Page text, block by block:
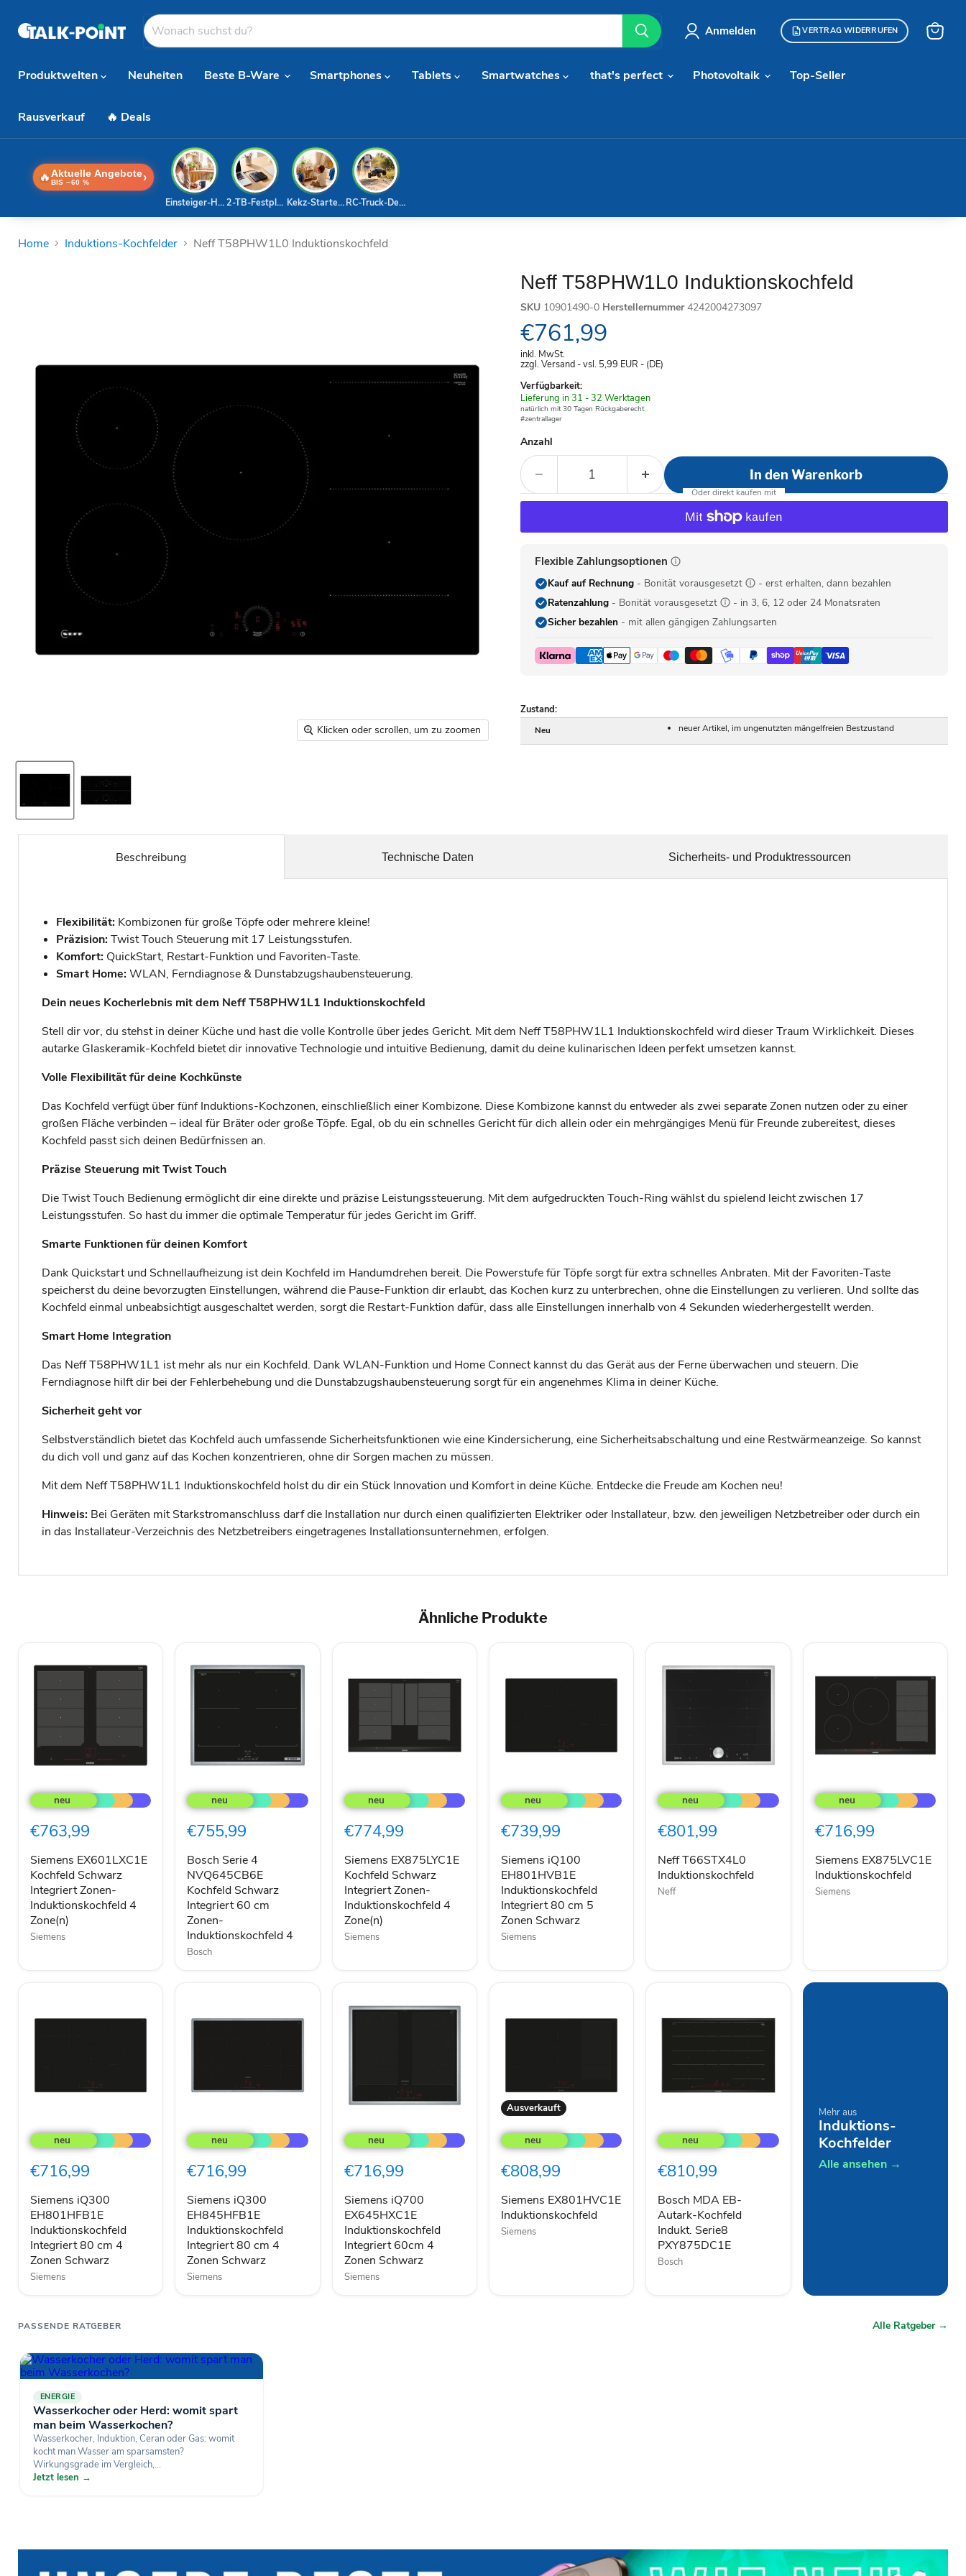
Anmelden VERTRAG WIDERRUFEN
Produktwelten
Neuheiten Beste B-Ware Smartphones Tablets Smartwatches that's perfect Photovoltaik Top-Seller
Rausverkauf 🔥 Deals
🔥 Aktuelle Angebote
BIS −60 % ›
RC-Truck-Deal
Kekz-Starterset
2-TB-Festplatte
Einsteiger-Handy
Home Induktions-Kochfelder Neff T58PHW1L0 Induktionskochfeld
Klicken oder scrollen, um zu zoomen
Neff T58PHW1L0 Induktionskochfeld
SKU 10901490-0 Herstellernummer 4242004273097
Aktueller Preis
€761,99
inkl. MwSt.
zzgl. Versand - vsl. 5,99 EUR - (DE)
Verfügbarkeit:
Verfügbar
-
Lieferung in 31 - 32 Werktagen
natürlich mit 30 Tagen Rückgaberecht
#zentrallager
Anzahl
In den Warenkorb
Flexible Zahlungsoptionen
Kauf auf Rechnung- Bonität vorausgesetzt
- erst erhalten, dann bezahlen
Ratenzahlung- Bonität vorausgesetzt
- in 3, 6, 12 oder 24 Monatsraten
Sicher bezahlen- mit allen gängigen Zahlungsarten
Zustand:
Neu neuer Artikel, im ungenutzten mängelfreien Bestzustand
Beschreibung
Flexibilität: Kombizonen für große Töpfe oder mehrere kleine!
Präzision:Twist Touch Steuerung mit 17 Leistungsstufen.
Komfort: QuickStart, Restart-Funktion und Favoriten-Taste.
Smart Home:WLAN, Ferndiagnose & Dunstabzugshaubensteuerung.
Dein neues Kocherlebnis mit dem Neff T58PHW1L1 Induktionskochfeld
Stell dir vor, du stehst in deiner Küche und hast die volle Kontrolle über jedes Gericht. Mit dem Neff T58PHW1L1 Induktionskochfeld wird dieser Traum Wirklichkeit. Dieses
autarke Glaskeramik-Kochfeld bietet dir innovative Technologie und intuitive Bedienung, damit du deine kulinarischen Ideen perfekt umsetzen kannst.
Volle Flexibilität für deine Kochkünste
Das Kochfeld verfügt über fünf Induktions-Kochzonen, einschließlich einer Kombizone. Diese Kombizone kannst du entweder als zwei separate Zonen nutzen oder zu einer
großen Fläche verbinden – ideal für Bräter oder große Töpfe. Egal, ob du ein schnelles Gericht für dich allein oder ein mehrgängiges Menü für Freunde zubereitest, dieses
Kochfeld passt sich deinen Bedürfnissen an.
Präzise Steuerung mit Twist Touch
Die Twist Touch Bedienung ermöglicht dir eine direkte und präzise Leistungssteuerung. Mit dem aufgedruckten Touch-Ring wählst du spielend leicht zwischen 17
Leistungsstufen. So hast du immer die optimale Temperatur für jedes Gericht im Griff.
Smarte Funktionen für deinen Komfort
Dank Quickstart und Schnellaufheizung ist dein Kochfeld im Handumdrehen bereit. Die Powerstufe für Töpfe sorgt für extra schnelles Anbraten. Mit der Favoriten-Taste
speicherst du deine bevorzugten Einstellungen, während die Pause-Funktion dir erlaubt, das Kochen kurz zu unterbrechen, ohne die Einstellungen zu verlieren. Und sollte das
Kochfeld einmal unbeabsichtigt ausgeschaltet werden, sorgt die Restart-Funktion dafür, dass alle Einstellungen innerhalb von 4 Sekunden wiederhergestellt werden.
Smart Home Integration
Das Neff T58PHW1L1 ist mehr als nur ein Kochfeld. Dank WLAN-Funktion und Home Connect kannst du das Gerät aus der Ferne überwachen und steuern. Die
Ferndiagnose hilft dir bei der Fehlerbehebung und die Dunstabzugshaubensteuerung sorgt für ein angenehmes Klima in deiner Küche.
Sicherheit geht vor
Selbstverständlich bietet das Kochfeld auch umfassende Sicherheitsfunktionen wie eine Kindersicherung, eine Sicherheitsabschaltung und eine Restwärmeanzeige. So kannst
du dich voll und ganz auf das Kochen konzentrieren, ohne dir Sorgen machen zu müssen.
Mit dem Neff T58PHW1L1 Induktionskochfeld holst du dir ein Stück Innovation und Komfort in deine Küche. Entdecke die Freude am Kochen neu!
Hinweis: Bei Geräten mit Starkstromanschluss darf die Installation nur durch einen qualifizierten Elektriker oder Installateur, bzw. den jeweiligen Netzbetreiber oder durch ein
in das Installateur-Verzeichnis des Netzbetreibers eingetragenes Installationsunternehmen, erfolgen.
Technische Daten Sicherheits- und Produktressourcen
Ähnliche Produkte
EX601LXC1E
Kochfeld
Integriert
Induktionskochfeld
4
Zone(n)
€763,99
Siemens EX601LXC1E
Kochfeld Schwarz
Integriert Zonen-
Induktionskochfeld 4
Zone(n)
Siemens
Serie
4
Kochfeld
Integriert
60
cm
Zonen-
Induktionskochfeld
4
€755,99
Bosch Serie 4
NVQ645CB6E
Kochfeld Schwarz
Integriert 60 cm
Zonen-
Induktionskochfeld 4
Bosch
EX875LYC1E
Kochfeld
Integriert
Induktionskochfeld
4
Zone(n)
€774,99
Siemens EX875LYC1E
Kochfeld Schwarz
Integriert Zonen-
Induktionskochfeld 4
Zone(n)
Siemens
iQ100
EH801HVB1E
Integriert
cm
5
Zonen
Schwarz
€739,99
Siemens iQ100
EH801HVB1E
Induktionskochfeld
Integriert 80 cm 5
Zonen Schwarz
Siemens
T66STX4L0
Induktionskochfeld
€801,99
Neff T66STX4L0
Induktionskochfeld
Neff
EX875LVC1E
Induktionskochfeld
€716,99
Siemens EX875LVC1E
Induktionskochfeld
Siemens
iQ300
EH801HFB1E
Integriert
cm
4
Zonen
Schwarz
€716,99
Siemens iQ300
EH801HFB1E
Induktionskochfeld
Integriert 80 cm 4
Zonen Schwarz
Siemens
iQ300
EH845HFB1E
Integriert
cm
4
Zonen
Schwarz
€716,99
Siemens iQ300
EH845HFB1E
Induktionskochfeld
Integriert 80 cm 4
Zonen Schwarz
Siemens
iQ700
EX645HXC1E
Integriert
4
Zonen
Schwarz
€716,99
Siemens iQ700
EX645HXC1E
Induktionskochfeld
Integriert 60cm 4
Zonen Schwarz
Siemens
Ausverkauft
Siemens
EX801HVC1E
Induktionskochfeld
€808,99
Siemens EX801HVC1E
Induktionskochfeld
Siemens
MDA
EB-
Kochfeld
Serie8
PXY875DC1E
€810,99
Bosch MDA EB-
Autark-Kochfeld
Indukt. Serie8
PXY875DC1E
Bosch
Mehr aus
Induktions-
Kochfelder
Alle ansehen →
PASSENDE RATGEBER Alle Ratgeber →
ENERGIE
Wasserkocher oder Herd: womit spart
man beim Wasserkochen?
Wasserkocher, Induktion, Ceran oder Gas: womit
kocht man Wasser am sparsamsten?
Wirkungsgrade im Vergleich,...
Jetzt lesen →